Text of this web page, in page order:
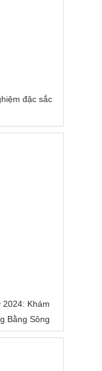
đặc sắc
2024: Khám
Bằng Sông